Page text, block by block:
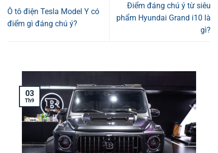
Ô tô điện Tesla Model Y có
điểm gì đáng chú ý?
Điểm đáng chú ý từ siêu
phẩm Hyundai Grand i10 là
gì?
03
Th9